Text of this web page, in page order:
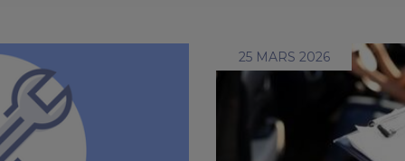
25 MARS 2026